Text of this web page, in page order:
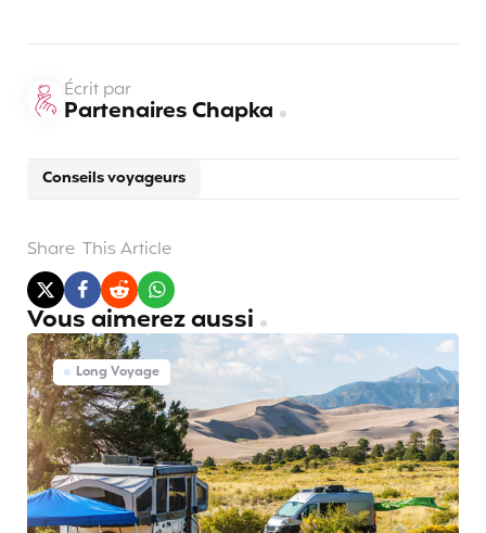
Conseils voyageurs
Écrit par
Partenaires Chapka
Share This Article
Vous aimerez aussi
Long Voyage